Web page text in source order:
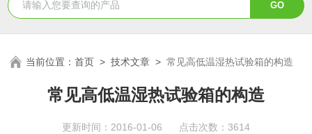
当前位置：首页 >技术文章 >常见高低温湿热试验箱的构造
常见高低温湿热试验箱的构造
更新时间：2016-01-06 点击次数：3614